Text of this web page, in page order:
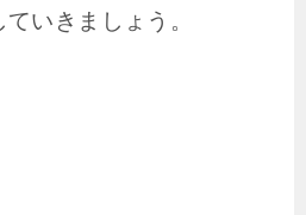
いきましょう。